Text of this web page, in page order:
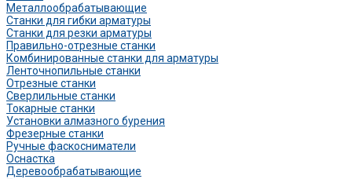
Металлообрабатывающие
Станки для гибки арматуры
Станки для резки арматуры
Правильно-отрезные станки
Комбинированные станки для арматуры
Ленточнопильные станки
Отрезные станки
Сверлильные станки
Токарные станки
Установки алмазного бурения
Фрезерные станки
Ручные фаскосниматели
Оснастка
Деревообрабатывающие